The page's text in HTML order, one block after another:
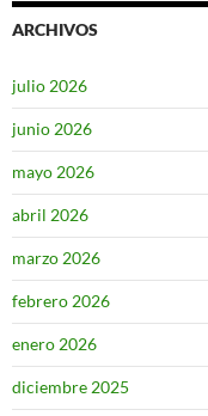
ARCHIVOS
julio 2026
junio 2026
mayo 2026
abril 2026
marzo 2026
febrero 2026
enero 2026
diciembre 2025